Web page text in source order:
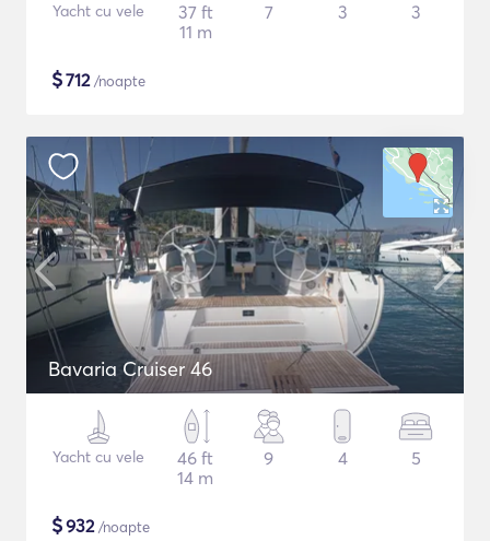
Yacht cu vele
37 ft
11 m
7 3 3
$712/noapte
Bavaria Cruiser 46
Yacht cu vele
46 ft
14 m
9 4 5
$932/noapte